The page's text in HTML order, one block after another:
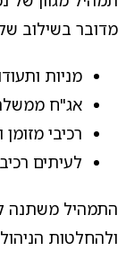
מדובר בשילוב
מניות
אג"ח
רכיבי מזומן
לעיתים
התמהיל משתנה
ולהחלטות